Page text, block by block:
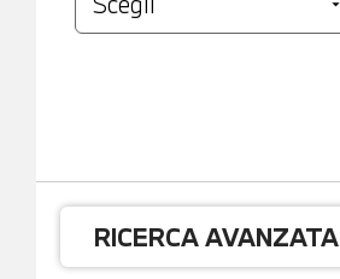
RICERCA AVANZATA